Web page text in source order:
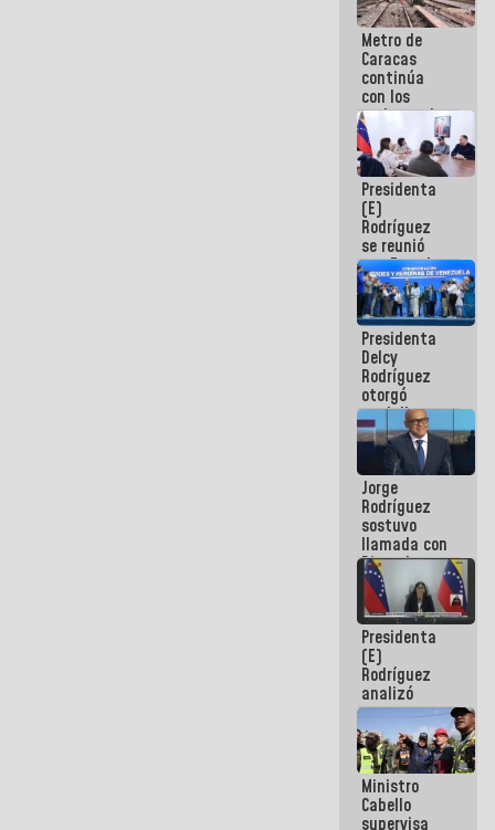
Metro de
Caracas
continúa
con los
trabajos de
mantenimiento
e inspección
en la Línea 2
Presidenta
(E)
Rodríguez
se reunió
con Estado
Mayor
Eléctrico
para
abordar
planes de
acción
Presidenta
Delcy
Rodríguez
otorgó
medalla
"Héroe de
Venezuela"
a servidores
públicos
Jorge
Rodríguez
sostuvo
llamada con
Dinorah
Figuera y
acuerdan
primer
encuentro
presencial
para el
diálogo
Presidenta
(E)
Rodríguez
analizó
junto a
gobernadores
planes de
recuperación
del Sistema
Eléctrico
Ministro
Cabello
supervisa